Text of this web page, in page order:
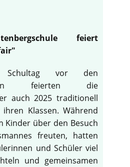
feiert
vor den
feierten die
auch 2025 traditionell
Klassen. Während
Kinder über den Besuch
freuten, hatten
und Schüler viel
und gemeinsamen